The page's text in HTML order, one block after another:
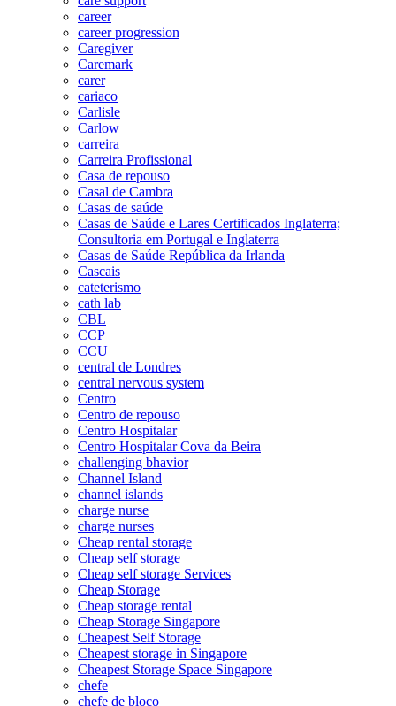
career
career progression
Caregiver
Caremark
carer
cariaco
Carlisle
Carlow
carreira
Carreira Profissional
Casa de repouso
Casal de Cambra
Casas de saúde
Casas de Saúde e Lares Certificados Inglaterra;
Consultoria em Portugal e Inglaterra
Casas de Saúde República da Irlanda
Cascais
cateterismo
cath lab
CBL
CCP
CCU
central de Londres
central nervous system
Centro
Centro de repouso
Centro Hospitalar
Centro Hospitalar Cova da Beira
challenging bhavior
Channel Island
channel islands
charge nurse
charge nurses
Cheap rental storage
Cheap self storage
Cheap self storage Services
Cheap Storage
Cheap storage rental
Cheap Storage Singapore
Cheapest Self Storage
Cheapest storage in Singapore
Cheapest Storage Space Singapore
chefe
chefe de bloco